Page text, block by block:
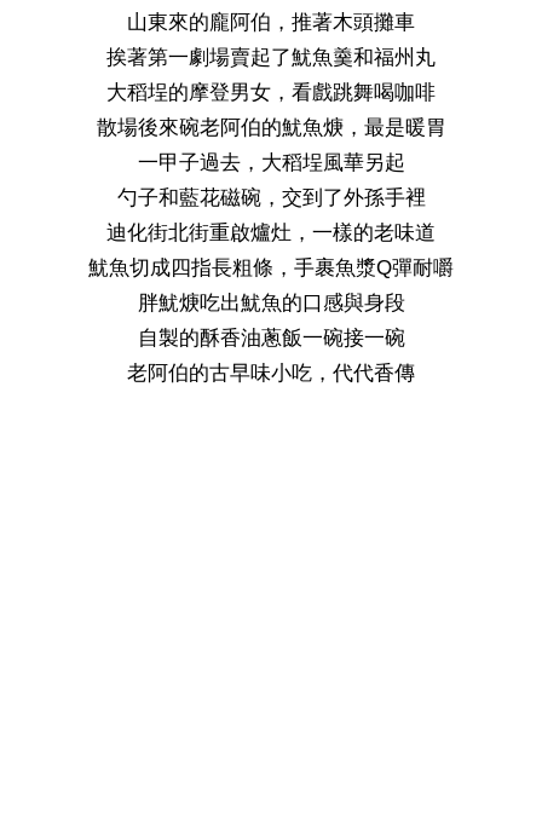
山東來的龐阿伯，推著木頭攤車
挨著第一劇場賣起了魷魚羹和福州丸
大稻埕的摩登男女，看戲跳舞喝咖啡
散場後來碗老阿伯的魷魚焿，最是暖胃
一甲子過去，大稻埕風華另起
勺子和藍花磁碗，交到了外孫手裡
迪化街北街重啟爐灶，一樣的老味道
魷魚切成四指長粗條，手裹魚漿Q彈耐嚼
胖魷焿吃出魷魚的口感與身段
自製的酥香油蔥飯一碗接一碗
老阿伯的古早味小吃，代代香傳